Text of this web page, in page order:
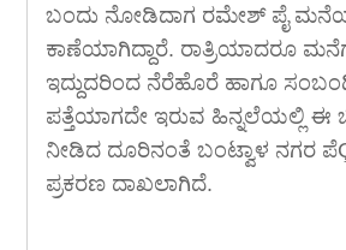
ಬಂದು ನೋಡಿದಾಗ ರಮೇಶ್ ಪೈ
ಕಾಣೆಯಾಗಿದ್ದಾರೆ. ರಾತ್ರಿಯಾದರೂ
ಇದ್ದುದರಿಂದ ನೆರೆಹೊರೆ ಹಾಗೂ
ಪತ್ತೆಯಾಗದೇ ಇರುವ ಹಿನ್ನಲೆಯಲ್ಲಿ ಈ
ನೀಡಿದ ದೂರಿನಂತೆ ಬಂಟ್ವಾಳ ನಗರ
ಪ್ರಕರಣ ದಾಖಲಾಗಿದೆ.